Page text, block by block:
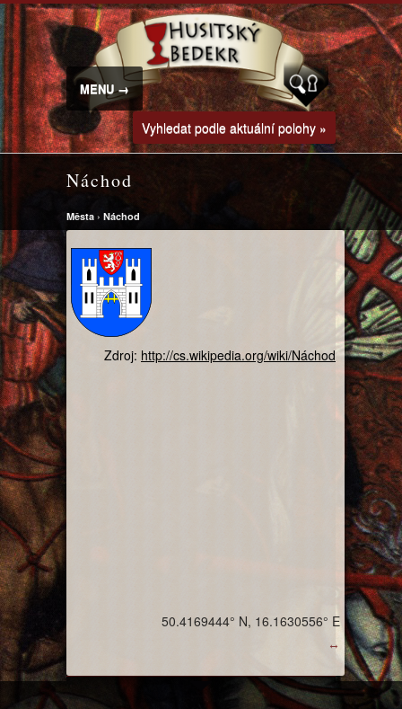
MENU →
Vyhledat podle aktuální polohy »
Náchod
Města › Náchod
Zdroj: http://cs.wikipedia.org/wiki/Náchod
↔
50.4169444° N, 16.1630556° E